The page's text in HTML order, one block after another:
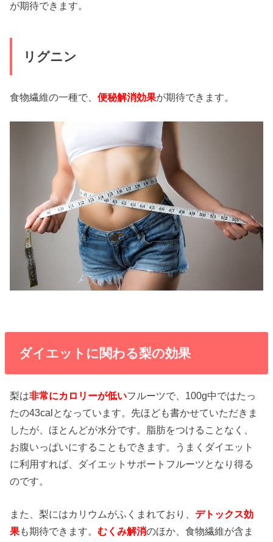
が期待できます。
リグニン
食物繊維の一種で、便秘解消効果が期待できます。
ダイエットに関わる梨の効果
梨は非常にカロリーが低いフルーツで、100g中ではたっ
たの43calとなっています。先ほども書かせていただきま
したが、ほとんどが水分です。脂肪をつけることなく、
お腹いっぱいにすることもできます。うまくダイエット
に利用すれば、ダイエットサポートフルーツとなり得る
のです。
また、梨にはカリウムがふくまれており、デトックス効
果も期待できます。むくみ解消のほか、食物繊維が含ま